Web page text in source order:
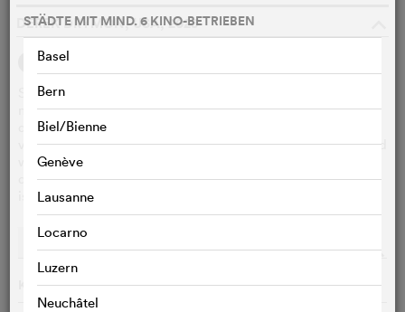
DEREK DRYMON, USA, 2025
SYNOPSIS
SpongeBob, der endlich auch zu den Grossen gehören
möchte und Mr. Krabs seinen Mut beweisen will, folgen
dem Fliegenden Holländer - einem mysteriösen,
verwegenen Geisterpiraten. Und so beginnt ein rasantes und
witziges Seefahrts-Abenteuer, das ihn in die tiefsten Tiefen
der Tiefsee führt, wo noch kein Schwamm zuvor gewesen
o
Vorstellungen
Keine Vorführungen am 06.08.2026
STÄDTE MIT MIND. 6 KINO-BETRIEBEN
Basel
Bern
Biel/Bienne
Genève
Lausanne
Locarno
Luzern
Neuchâtel